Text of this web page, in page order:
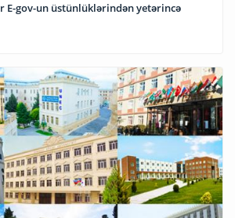
E-gov-un üstünlüklərindən yetərincə